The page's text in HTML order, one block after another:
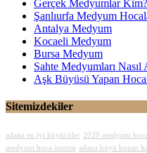
Gerçek Medyumlar Kim?
Şanlıurfa Medyum
Antalya Medyum
Kocaeli Medyum
Bursa Medyum
Sahte Medyumları Nasıl
Aşk Büyüsü Yapan
Sitemizdekiler
adana en iyi büyücüler 2020 medyum
medyum hoca önerisi adana büyü bozan